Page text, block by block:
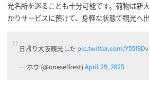
光名所を巡ることも十分可能です。荷物は新
かりサービスに預けて、身軽な状態で観光へ
日帰り大阪観光した pic.twitter.com/
— ホウ (@oneselfrest) April 29, 2025